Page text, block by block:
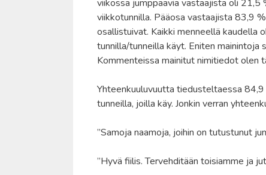
viikossa jumppaavia vastaajista oli
viikkotunnilla. Pääosa vastaajista 83,9
osallistuivat. Kaikki menneellä kaudella
tunnilla/tunneilla käyt. Eniten mainintoja
Kommenteissa mainitut nimitiedot olen
Yhteenkuuluvuutta tiedusteltaessa
tunneilla, joilla käy. Jonkin verran
”Samoja naamoja, joihin on tutustunut
”Hyvä fiilis. Tervehditään toisiamme ja